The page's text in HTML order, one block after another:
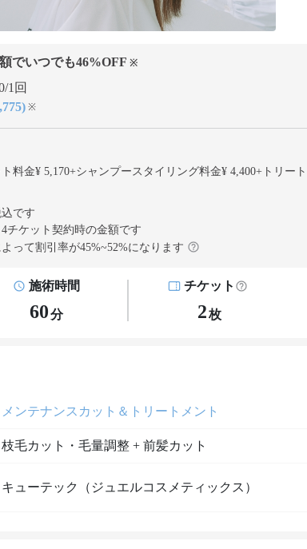
でいつでも46%OFF ※
1回
※
料金¥ 5,170+シャンプースタイリング料金¥ 4,400+ トリー
です
ケット契約時の金額です
って割引率が45%~52%になります
施術時間
60分
チケット
2枚
メンテナンスカット＆トリートメント
枝毛カット・毛量調整 + 前髪カット
キューテック（ジュエルコスメティックス）